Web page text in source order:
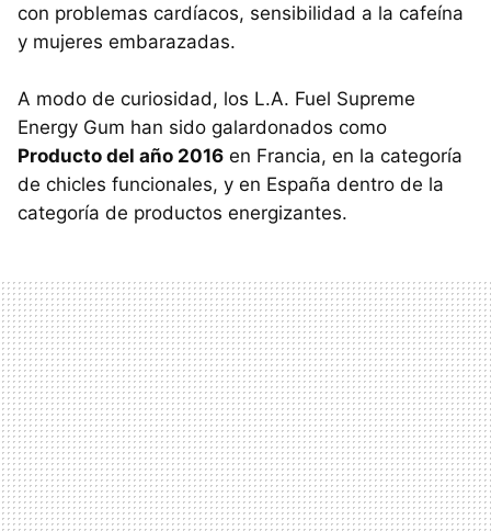
con problemas cardíacos, sensibilidad a la cafeína
y mujeres embarazadas.
A modo de curiosidad, los L.A. Fuel Supreme
Energy Gum han sido galardonados como
Producto del año 2016 en Francia, en la categoría
de chicles funcionales, y en España dentro de la
categoría de productos energizantes.